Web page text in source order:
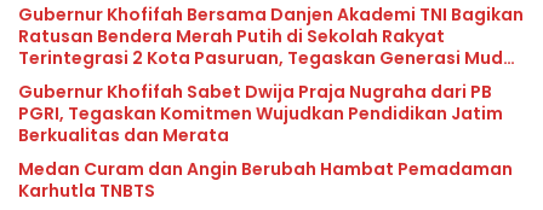
Gubernur Khofifah Bersama Danjen Akademi TNI Bagikan
Ratusan Bendera Merah Putih di Sekolah Rakyat
Terintegrasi 2 Kota Pasuruan, Tegaskan Generasi Muda
adalah Penentu Terwujudnya Indonesia Emas 2045
Gubernur Khofifah Sabet Dwija Praja Nugraha dari PB
PGRI, Tegaskan Komitmen Wujudkan Pendidikan Jatim
Berkualitas dan Merata
Medan Curam dan Angin Berubah Hambat Pemadaman
Karhutla TNBTS